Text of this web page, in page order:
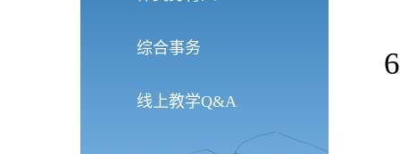
综合事务
线上教学Q&A